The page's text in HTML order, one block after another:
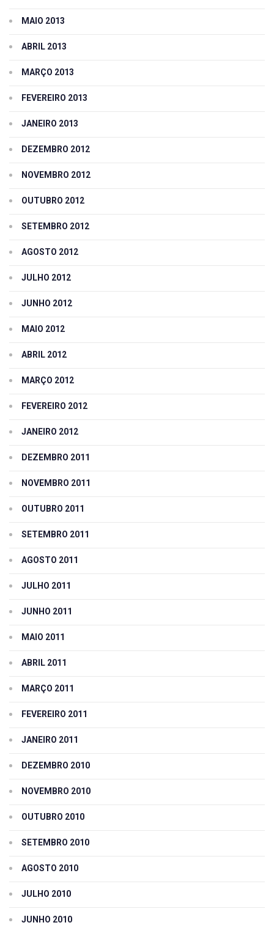
MAIO 2013
ABRIL 2013
MARÇO 2013
FEVEREIRO 2013
JANEIRO 2013
DEZEMBRO 2012
NOVEMBRO 2012
OUTUBRO 2012
SETEMBRO 2012
AGOSTO 2012
JULHO 2012
JUNHO 2012
MAIO 2012
ABRIL 2012
MARÇO 2012
FEVEREIRO 2012
JANEIRO 2012
DEZEMBRO 2011
NOVEMBRO 2011
OUTUBRO 2011
SETEMBRO 2011
AGOSTO 2011
JULHO 2011
JUNHO 2011
MAIO 2011
ABRIL 2011
MARÇO 2011
FEVEREIRO 2011
JANEIRO 2011
DEZEMBRO 2010
NOVEMBRO 2010
OUTUBRO 2010
SETEMBRO 2010
AGOSTO 2010
JULHO 2010
JUNHO 2010